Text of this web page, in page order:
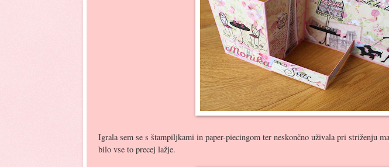
Igrala sem se s štampiljkami in paper-piecingom ter neskončno uživala pri striženju
bilo vse to precej lažje.